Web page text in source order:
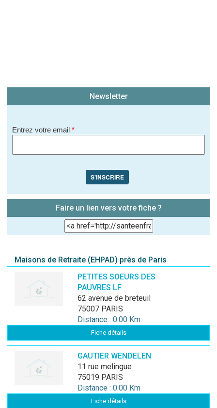
Newsletter
Entrez votre email *
S'INSCRIRE
Faire un lien vers votre fiche ?
Maisons de Retraite (EHPAD) près de Paris
PETITES SOEURS DES
PAUVRES LF
62 avenue de breteuil
75007 PARIS
Distance : 0.00 Km
Fiche détails
GAUTIER WENDELEN
11 rue melingue
75019 PARIS
Distance : 0.00 Km
Fiche détails